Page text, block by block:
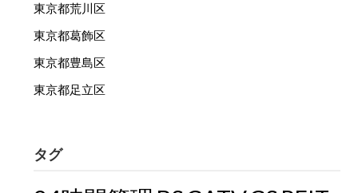
東京都荒川区
東京都葛飾区
東京都豊島区
東京都足立区
タグ